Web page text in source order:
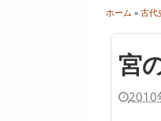
ホーム »古代
宮
2010